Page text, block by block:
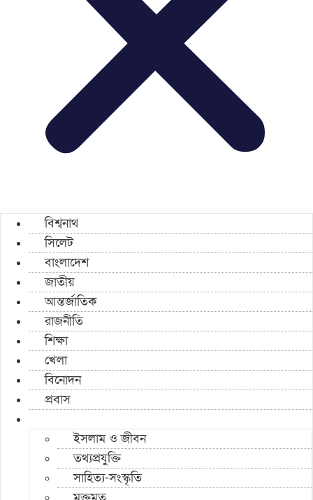
বিশ্বনাথ
সিলেট
বাংলাদেশ
জাতীয়
আন্তর্জাতিক
রাজনীতি
শিক্ষা
খেলা
বিনোদন
প্রবাস
ইসলাম ও জীবন
তথ্যপ্রযুক্তি
সাহিত্য-সংস্কৃতি